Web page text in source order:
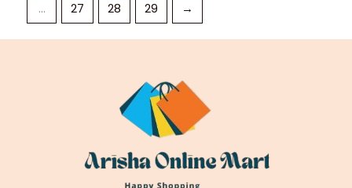
… 27 28 29 →